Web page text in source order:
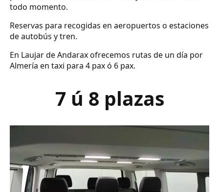
todo momento.
Reservas para recogidas en aeropuertos o estaciones
de autobús y tren.
En Laujar de Andarax ofrecemos rutas de un día por
Almería en taxi para 4 pax ó 6 pax.
7 ú 8 plazas